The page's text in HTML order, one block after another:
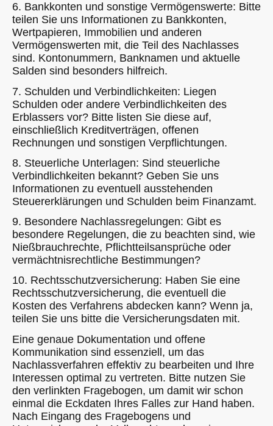
6. Bankkonten und sonstige Vermögenswerte: Bitte
teilen Sie uns Informationen zu Bankkonten,
Wertpapieren, Immobilien und anderen
Vermögenswerten mit, die Teil des Nachlasses
sind. Kontonummern, Banknamen und aktuelle
Salden sind besonders hilfreich.
7. Schulden und Verbindlichkeiten: Liegen
Schulden oder andere Verbindlichkeiten des
Erblassers vor? Bitte listen Sie diese auf,
einschließlich Kreditverträgen, offenen
Rechnungen und sonstigen Verpflichtungen.
8. Steuerliche Unterlagen: Sind steuerliche
Verbindlichkeiten bekannt? Geben Sie uns
Informationen zu eventuell ausstehenden
Steuererklärungen und Schulden beim Finanzamt.
9. Besondere Nachlassregelungen: Gibt es
besondere Regelungen, die zu beachten sind, wie
Nießbrauchrechte, Pflichtteilsansprüche oder
vermächtnisrechtliche Bestimmungen?
10. Rechtsschutzversicherung: Haben Sie eine
Rechtsschutzversicherung, die eventuell die
Kosten des Verfahrens abdecken kann? Wenn ja,
teilen Sie uns bitte die Versicherungsdaten mit.
Eine genaue Dokumentation und offene
Kommunikation sind essenziell, um das
Nachlassverfahren effektiv zu bearbeiten und Ihre
Interessen optimal zu vertreten. Bitte nutzen Sie
den verlinkten Fragebogen, um damit wir schon
einmal die Eckdaten Ihres Falles zur Hand haben.
Nach Eingang des Fragebogens und